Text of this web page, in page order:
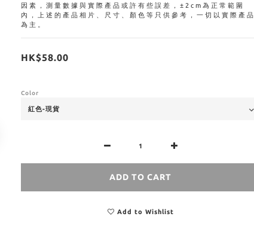
因素，測量數據與實際產品或許有些誤差，±2cm為正常範圍
內，上述的產品相片、尺寸、顏色等只供參考，一切以實際產品
為主。
HK$58.00
Color
ADD TO CART
Add to Wishlist